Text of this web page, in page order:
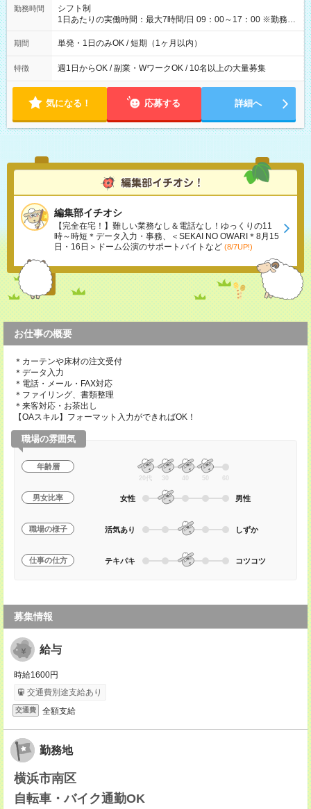
間】試用期間なし
勤務時間
シフト制
1日あたりの実働時間：最大7時間/日 09：00～17：00 ※勤務時
間は 試験により異なります。
期間 単発・1日のみOK / 短期（1ヶ月以内）
特徴 週1日からOK / 副業・WワークOK / 10名以上の大量募集
気になる！ 応募する 詳細へ
編集部イチオシ
【完全在宅！】難しい業務なし＆電話なし！ゆっくりの11
時～時短＊データ入力・事務、＜SEKAI NO OWARI＊8月15
日・16日＞ドーム公演のサポートバイトなど (8/7UP!)
お仕事の概要
＊カーテンや床材の注文受付
＊データ入力
＊電話・メール・FAX対応
＊ファイリング、書類整理
＊来客対応・お茶出し
【OAスキル】フォーマット入力ができればOK！
職場の雰囲気
年齢層
20代 30 40 50 60
男女比率 女性 男性
職場の様子 活気あり しずか
仕事の仕方 テキパキ コツコツ
募集情報
給与
時給1600円
交通費別途支給あり
交通費 全額支給
勤務地
横浜市南区
自転車・バイク通勤OK